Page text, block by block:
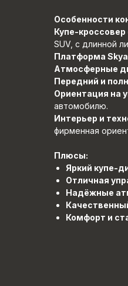
Особенности
Купе-
SUV, с длинной
Платформа
Атмосферные
Передний и
Ориентация на
автомобилю.
Интерьер и
фирменная
Плюсы:
Яркий купе-
Отличная
Надёжные
Комфорт и